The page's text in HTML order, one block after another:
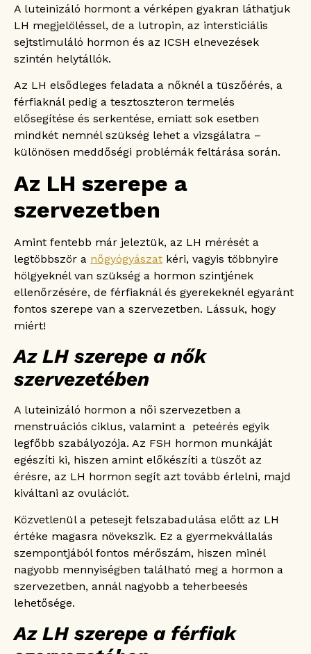
A luteinizáló hormont a vérképen gyakran láthatjuk
LH megjelöléssel, de a lutropin, az intersticiális
sejtstimuláló hormon és az ICSH elnevezések
szintén helytállók.
Az LH elsődleges feladata a nőknél a tüszőérés, a
férfiaknál pedig a tesztoszteron termelés
elősegítése és serkentése, emiatt sok esetben
mindkét nemnél szükség lehet a vizsgálatra –
különösen meddőségi problémák feltárása során.
Az LH szerepe a
szervezetben
Amint fentebb már jeleztük, az LH mérését a
legtöbbször a nőgyógyászat kéri, vagyis többnyire
hölgyeknél van szükség a hormon szintjének
ellenőrzésére, de férfiaknál és gyerekeknél egyaránt
fontos szerepe van a szervezetben. Lássuk, hogy
miért!
Az LH szerepe a nők
szervezetében
A luteinizáló hormon a női szervezetben a
menstruációs ciklus, valamint a peteérés egyik
legfőbb szabályozója. Az FSH hormon munkáját
egészíti ki, hiszen amint előkészíti a tüszőt az
érésre, az LH hormon segít azt tovább érlelni, majd
kiváltani az ovulációt.
Közvetlenül a petesejt felszabadulása előtt az LH
értéke magasra növekszik. Ez a gyermekvállalás
szempontjából fontos mérőszám, hiszen minél
nagyobb mennyiségben található meg a hormon a
szervezetben, annál nagyobb a teherbeesés
lehetősége.
Az LH szerepe a férfiak